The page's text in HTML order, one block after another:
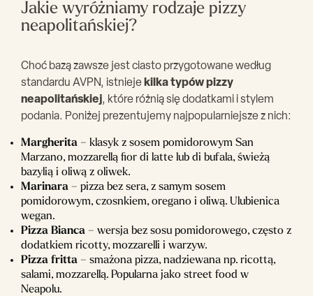
Jakie wyróżniamy rodzaje pizzy
neapolitańskiej?
Choć bazą zawsze jest ciasto przygotowane według
standardu AVPN, istnieje kilka typów pizzy
neapolitańskiej, które różnią się dodatkami i stylem
podania. Poniżej prezentujemy najpopularniejsze z nich:
Margherita – klasyk z sosem pomidorowym San
Marzano, mozzarellą fior di latte lub di bufala, świeżą
bazylią i oliwą z oliwek.
Marinara – pizza bez sera, z samym sosem
pomidorowym, czosnkiem, oregano i oliwą. Ulubienica
wegan.
Pizza Bianca – wersja bez sosu pomidorowego, często z
dodatkiem ricotty, mozzarelli i warzyw.
Pizza fritta – smażona pizza, nadziewana np. ricottą,
salami, mozzarellą. Popularna jako street food w
Neapolu.